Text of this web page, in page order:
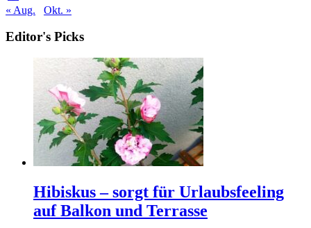
« Aug.
Okt. »
Editor's Picks
Hibiskus – sorgt für Urlaubsfeeling
auf Balkon und Terrasse